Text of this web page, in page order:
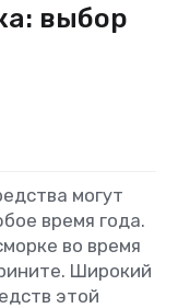
выбор
могут
время года.
во время
Широкий
этой